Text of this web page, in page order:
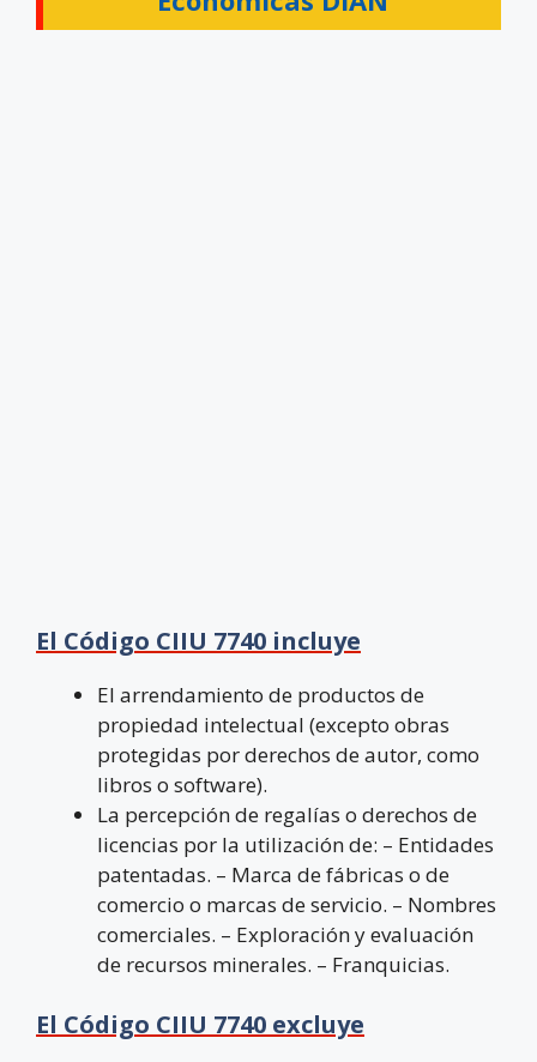
El Código CIIU 7740 incluye
El arrendamiento de productos de
propiedad intelectual (excepto obras
protegidas por derechos de autor, como
libros o software).
La percepción de regalías o derechos de
licencias por la utilización de: – Entidades
patentadas. – Marca de fábricas o de
comercio o marcas de servicio. – Nombres
comerciales. – Exploración y evaluación
de recursos minerales. – Franquicias.
El Código CIIU 7740 excluye